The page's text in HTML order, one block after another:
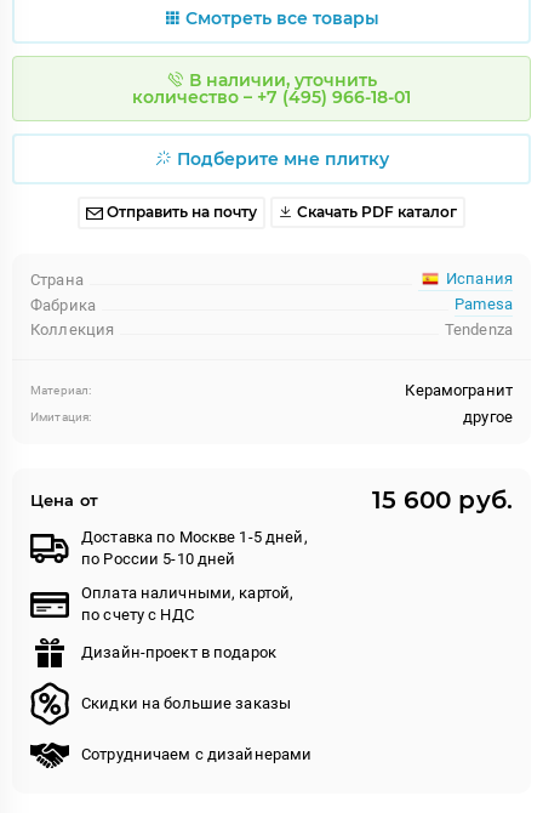
Смотреть все товары
В наличии, уточнить
количество – +7 (495) 966-18-01
Подберите мне плитку
Отправить на почту Скачать PDF каталог
Страна
Испания
Фабрика
Pamesa
Коллекция
Tendenza
Материал: Керамогранит
Имитация: другое
Цена от 15 600 руб.
Доставка по Москве 1-5 дней,
по России 5-10 дней
Оплата наличными, картой,
по счету с НДС
Дизайн-проект в подарок
Скидки на большие заказы
Сотрудничаем с дизайнерами